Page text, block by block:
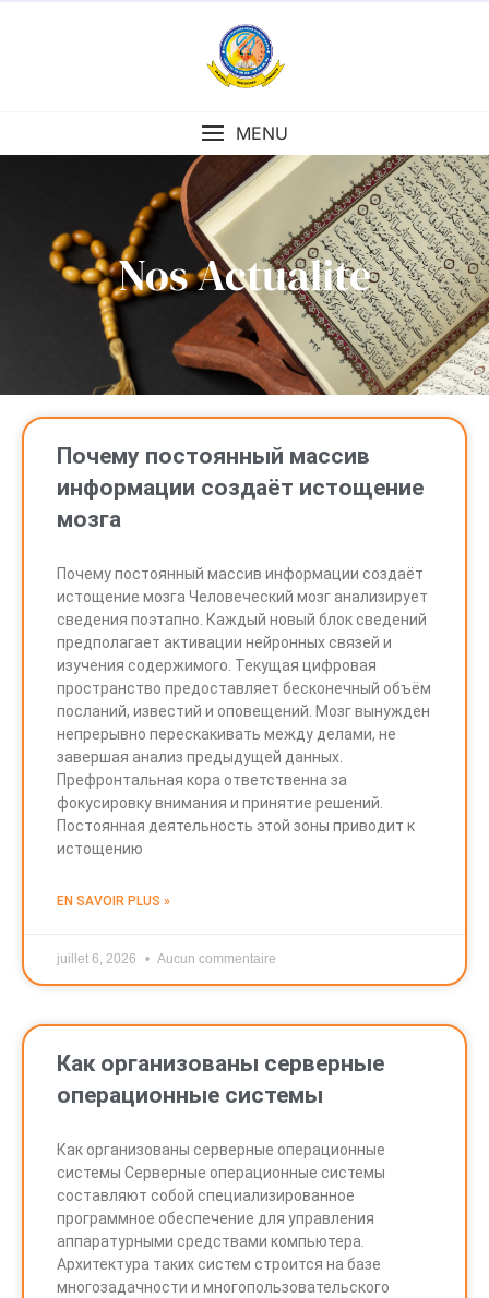
MENU
Nos Actualite
Почему постоянный массив
информации создаёт истощение
мозга
Почему постоянный массив информации создаёт
истощение мозга Человеческий мозг анализирует
сведения поэтапно. Каждый новый блок сведений
предполагает активации нейронных связей и
изучения содержимого. Текущая цифровая
пространство предоставляет бесконечный объём
посланий, известий и оповещений. Мозг вынужден
непрерывно перескакивать между делами, не
завершая анализ предыдущей данных.
Префронтальная кора ответственна за
фокусировку внимания и принятие решений.
Постоянная деятельность этой зоны приводит к
истощению
EN SAVOIR PLUS »
juillet 6, 2026 Aucun commentaire
Как организованы серверные
операционные системы
Как организованы серверные операционные
системы Серверные операционные системы
составляют собой специализированное
программное обеспечение для управления
аппаратурными средствами компьютера.
Архитектура таких систем строится на базе
многозадачности и многопользовательского